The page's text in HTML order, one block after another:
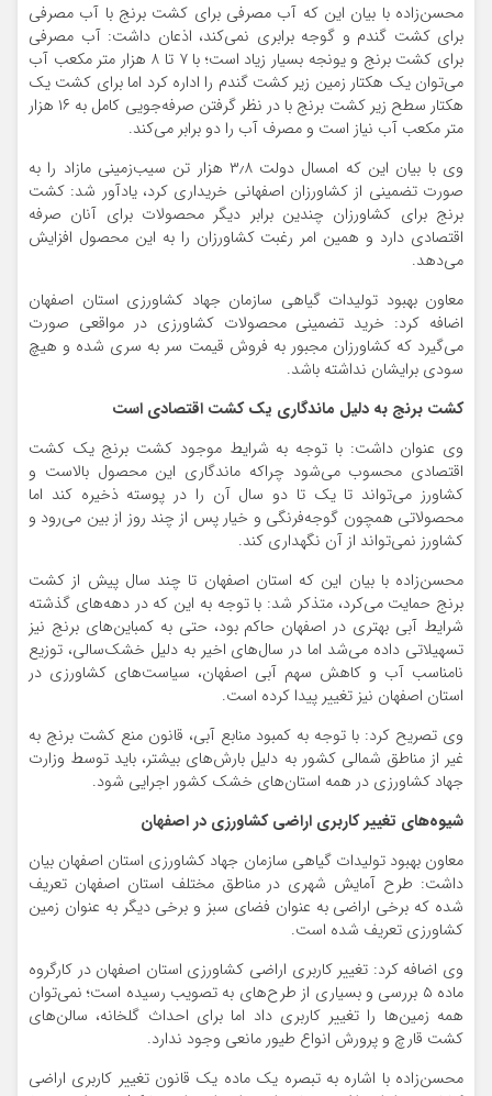
محسن‌زاده با بیان این که آب مصرفی برای کشت برنج با آب مصرفی
برای کشت گندم و گوجه برابری نمی‌کند، اذعان داشت: آب مصرفی
برای کشت برنج و یونجه بسیار زیاد است؛ با ۷ تا ۸ هزار متر مکعب آب
می‌توان یک هکتار زمین زیر کشت گندم را اداره کرد اما برای کشت یک
هکتار سطح زیر کشت برنج با در نظر گرفتن صرفه‌جویی کامل به ۱۶ هزار
متر مکعب آب نیاز است و مصرف آب را دو برابر می‌کند.
وی با بیان این که امسال دولت ۳٫۸ هزار تن سیب‌زمینی مازاد را به
صورت تضمینی از کشاورزان اصفهانی خریداری کرد، یادآور شد: کشت
برنج برای کشاورزان چندین برابر دیگر محصولات برای آنان صرفه
اقتصادی دارد و همین امر رغبت کشاورزان را به این محصول افزایش
می‌دهد.
معاون بهبود تولیدات گیاهی سازمان جهاد کشاورزی استان اصفهان
اضافه کرد: خرید تضمینی محصولات کشاورزی در مواقعی صورت
می‌گیرد که کشاورزان مجبور به فروش قیمت سر به سری شده و هیچ
سودی برایشان نداشته باشد.
کشت برنج به دلیل ماندگاری یک کشت اقتصادی است
وی عنوان داشت: با توجه به شرایط موجود کشت برنج یک کشت
اقتصادی محسوب می‌شود چراکه ماندگاری این محصول بالاست و
کشاورز می‌تواند تا یک تا دو سال آن را در پوسته ذخیره کند اما
محصولاتی همچون گوجه‌فرنگی و خیار پس از چند روز از بین می‌رود و
کشاورز نمی‌تواند از آن نگهداری کند.
محسن‌زاده با بیان این که استان اصفهان تا چند سال پیش از کشت
برنج حمایت می‌کرد، متذکر شد: با توجه به این که در دهه‌های گذشته
شرایط آبی بهتری در اصفهان حاکم بود، حتی به کمباین‌های برنج نیز
تسهیلاتی داده می‌شد اما در سال‌های اخیر به دلیل خشک‌سالی، توزیع
نامناسب آب و کاهش سهم آبی اصفهان، سیاست‌های کشاورزی در
استان اصفهان نیز تغییر پیدا کرده است.
وی تصریح کرد: با توجه به کمبود منابع آبی، قانون منع کشت برنج به
غیر از مناطق شمالی کشور به دلیل بارش‌های بیشتر، باید توسط وزارت
جهاد کشاورزی در همه استان‌های خشک کشور اجرایی شود.
شیوه‌های تغییر کاربری اراضی کشاورزی در اصفهان
معاون بهبود تولیدات گیاهی سازمان جهاد کشاورزی استان اصفهان بیان
داشت: طرح آمایش شهری در مناطق مختلف استان اصفهان تعریف‌
شده که برخی اراضی به عنوان فضای سبز و برخی دیگر به عنوان زمین
کشاورزی تعریف شده است.
وی اضافه کرد: تغییر کاربری اراضی کشاورزی استان اصفهان در کارگروه
ماده ۵ بررسی و بسیاری از طرح‌های به تصویب رسیده است؛ نمی‌توان
همه زمین‌ها را تغییر کاربری داد اما برای احداث گلخانه، سالن‌های
کشت قارچ و پرورش انواع طیور مانعی وجود ندارد.
محسن‌زاده با اشاره به تبصره یک ماده یک قانون تغییر کاربری اراضی